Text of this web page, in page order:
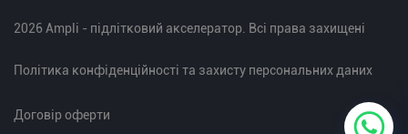
2026 Ampli - підлітковий акселератор. Всі права захищені
Політика конфіденційності та захисту персональних даних
Договір оферти